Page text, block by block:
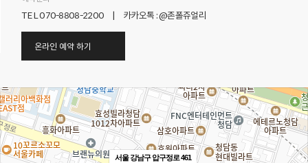
TEL 070-8808-2200 | 카카오톡 : @존폴쥬얼리
온라인 예약 하기
서울 강남구 압구정로 461